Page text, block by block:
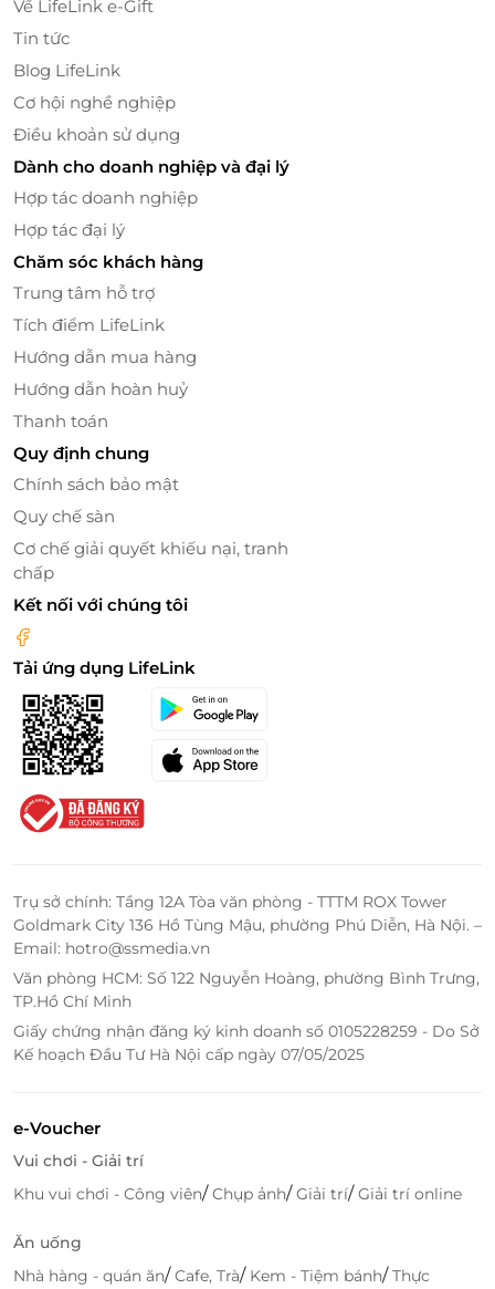
Kỹ thuật viên ủ tê trên vùng da cần lăn nhằm giúp giảm cảm
giác đau trong quá trình lăn
Sau đó, kỹ thuật viên ủ tê trên vùng da cần lăn
nhằm giúp giảm cảm giác đau trong quá trình lăn,
da mặt sẽ được lau sạch phần thuốc tê còn dư và
tiếp tục được vô khuẩn để đảm bảo cho quy trình
lăn kim được diễn ra an toàn và hiệu quả nhất.
Thực hiện những động tác lăn kim lên vùng da bị mụn hoặc bị
sẹo rỗ nhằm để tạo những vết thương giả siêu nhỏ lên vùng da
Tiến hành theo quy trình lăn kim điều trị sẹo rỗ, bác
sĩ sẽ sử dụng kim lăn mới 100% nhập khẩu từ Hàn
Quốc để thực hiện những động tác lăn kim lên vùng
da bị mụn hoặc bị sẹo rỗ nhằm để tạo những vết
thương giả siêu nhỏ lên vùng da mặt. Nhờ những
vết kim li ti, cơ thể sẽ được kích thích và bắt đầu tự
làm lành các vết thương, tái tạo cấu trúc da, làm đầy
Về LifeLink e-Gift
Tin tức
Blog LifeLink
Cơ hội nghề nghiệp
Điều khoản sử dụng
Dành cho doanh nghiệp và đại lý
Hợp tác doanh nghiệp
Hợp tác đại lý
Chăm sóc khách hàng
Trung tâm hỗ trợ
Tích điểm LifeLink
Hướng dẫn mua hàng
Hướng dẫn hoàn huỷ
Thanh toán
Quy định chung
Chính sách bảo mật
Quy chế sàn
Cơ chế giải quyết khiếu nại, tranh
chấp
Kết nối với chúng tôi
Tải ứng dụng LifeLink
Trụ sở chính: Tầng 12A Tòa văn phòng - TTTM ROX Tower
Goldmark City 136 Hồ Tùng Mậu, phường Phú Diễn, Hà Nội. –
Email: hotro@ssmedia.vn
Văn phòng HCM: Số 122 Nguyễn Hoàng, phường Bình Trưng,
TP.Hồ Chí Minh
Giấy chứng nhận đăng ký kinh doanh số 0105228259 - Do Sở
Kế hoạch Đầu Tư Hà Nội cấp ngày 07/05/2025
e-Voucher
Vui chơi - Giải trí
Khu vui chơi - Công viên/Chụp ảnh/Giải trí/Giải trí online
Ăn uống
Nhà hàng - quán ăn/Cafe, Trà/ Kem - Tiệm bánh/Thực